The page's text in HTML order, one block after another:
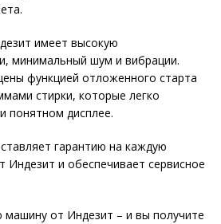
имеет высокую
минимальный шум и вибрации.
функцией отложенного старта
стирки, которые легко
понятном дисплее.
гарантию на каждую
Индезит и обеспечивает сервисное
машину от Индезит – и вы получите